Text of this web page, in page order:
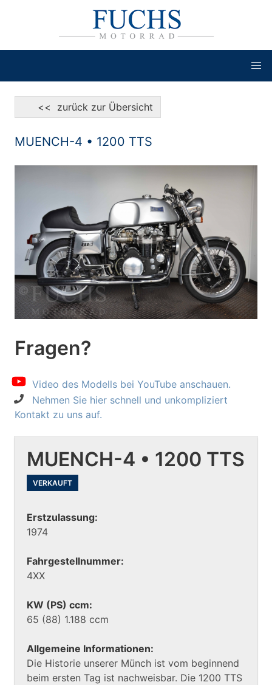
<< zurück zur Übersicht
MUENCH-4 • 1200 TTS
Fragen?
Video des Modells bei YouTube anschauen.
Nehmen Sie hier schnell und unkompliziert
Kontakt zu uns auf.
MUENCH-4 • 1200 TTS
VERKAUFT
Erstzulassung:
1974
Fahrgestellnummer:
4XX
KW (PS) ccm:
65 (88) 1.188 ccm
Allgemeine Informationen:
Die Historie unserer Münch ist vom beginnend
beim ersten Tag ist nachweisbar. Die 1200 TTS